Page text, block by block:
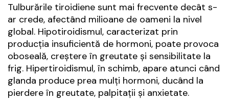
Tulburările tiroidiene sunt mai frecvente decât s-
ar crede, afectând milioane de oameni la nivel
global. Hipotiroidismul, caracterizat prin
producția insuficientă de hormoni, poate provoca
oboseală, creștere în greutate și sensibilitate la
frig. Hipertiroidismul, în schimb, apare atunci când
glanda produce prea mulți hormoni, ducând la
pierdere în greutate, palpitații și anxietate.